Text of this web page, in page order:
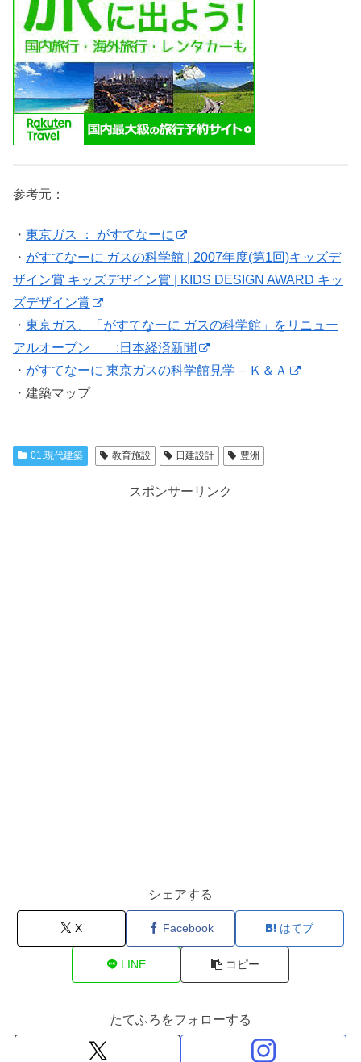
参考元：
・ 東京ガス ： がすてなーに
・ がすてなーに ガスの科学館 | 2007年度(第1回)キッズデ
ザイン賞 キッズデザイン賞 | KIDS DESIGN AWARD キッ
ズデザイン賞
・ 東京ガス、「がすてなーに ガスの科学館」をリニュー
アルオープン :日本経済新聞
・ がすてなーに 東京ガスの科学館見学 – Ｋ＆Ａ
・建築マップ
01.現代建築 教育施設 日建設計 豊洲
スポンサーリンク
シェアする
X Facebook はてブ
LINE コピー
たてふろをフォローする